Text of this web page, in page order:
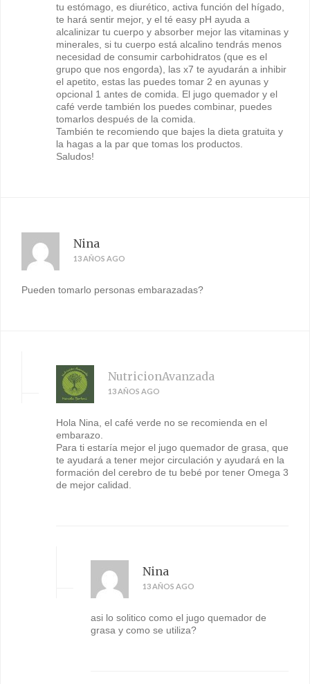
tu estómago, es diurético, activa función del hígado,
te hará sentir mejor, y el té easy pH ayuda a
alcalinizar tu cuerpo y absorber mejor las vitaminas y
minerales, si tu cuerpo está alcalino tendrás menos
necesidad de consumir carbohidratos (que es el
grupo que nos engorda), las x7 te ayudarán a inhibir
el apetito, estas las puedes tomar 2 en ayunas y
opcional 1 antes de comida. El jugo quemador y el
café verde también los puedes combinar, puedes
tomarlos después de la comida.
También te recomiendo que bajes la dieta gratuita y
la hagas a la par que tomas los productos.
Saludos!
Nina
13 AÑOS AGO
Pueden tomarlo personas embarazadas?
NutricionAvanzada
13 AÑOS AGO
Hola Nina, el café verde no se recomienda en el
embarazo.
Para ti estaría mejor el jugo quemador de grasa, que
te ayudará a tener mejor circulación y ayudará en la
formación del cerebro de tu bebé por tener Omega 3
de mejor calidad.
Nina
13 AÑOS AGO
asi lo solitico como el jugo quemador de
grasa y como se utiliza?